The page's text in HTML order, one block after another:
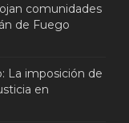
comunidades
de Fuego
La imposición de
en